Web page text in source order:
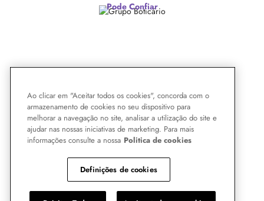
Pode Confiar
Ao clicar em "Aceitar todos os cookies", concorda com o
armazenamento de cookies no seu dispositivo para
melhorar a navegação no site, analisar a utilização do site e
ajudar nas nossas iniciativas de marketing. Para mais
informações consulte a nossa Politica de cookies
Definições de cookies